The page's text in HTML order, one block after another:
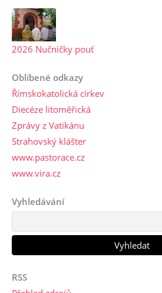
2026 Nučničky pouť
Oblíbené odkazy
Římskokatolická církev
Diecéze litoměřická
Zprávy z Vatikánu
Strahovský klášter
www.pastorace.cz
www.vira.cz
Vyhledávání
RSS